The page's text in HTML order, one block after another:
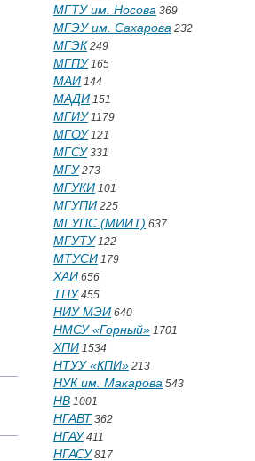
МГТУ им. Носова 369
МГЭУ им. Сахарова 232
МГЭК 249
МГПУ165
МАИ 144
МАДИ 151
МГИУ1179
МГОУ121
МГСУ331
МГУ273
МГУКИ 101
МГУПИ 225
МГУПС (МИИТ) 637
МГУТУ122
МТУСИ 179
ХАИ 656
ТПУ455
НИУ МЭИ 640
НМСУ «Горный» 1701
ХПИ 1534
НТУУ «КПИ» 213
НУК им. Макарова 543
НВ 1001
НГАВТ 362
НГАУ411
НГАСУ817